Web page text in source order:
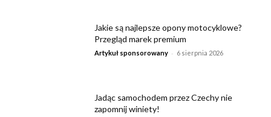
Jakie są najlepsze opony motocyklowe?
Przegląd marek premium
Artykuł sponsorowany - 6 sierpnia 2026
Jadąc samochodem przez Czechy nie
zapomnij winiety!